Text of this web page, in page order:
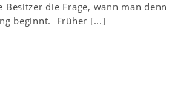
Besitzer die Frage, wann man denn
beginnt. Früher [...]